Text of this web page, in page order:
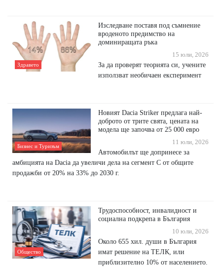
Здравето
Изследване поставя под съмнение
вроденото предимство на
доминиращата ръка
15 юли, 2026
За да проверят теорията си, учените
използват необичаен експеримент
Бизнес и Туризъм
Новият Dacia Striker предлага най-
доброто от трите свята, цената на
модела ще започва от 25 000 евро
11 юли, 2026
Автомобилът ще допринесе за
амбицията на Dacia да увеличи дела на сегмент С от общите
продажби от 20% на 33% до 2030 г.
Общество
Трудоспособност, инвалидност и
социална подкрепа в България
10 юли, 2026
Около 655 хил. души в България
имат решение на ТЕЛК, или
приблизително 10% от населението.